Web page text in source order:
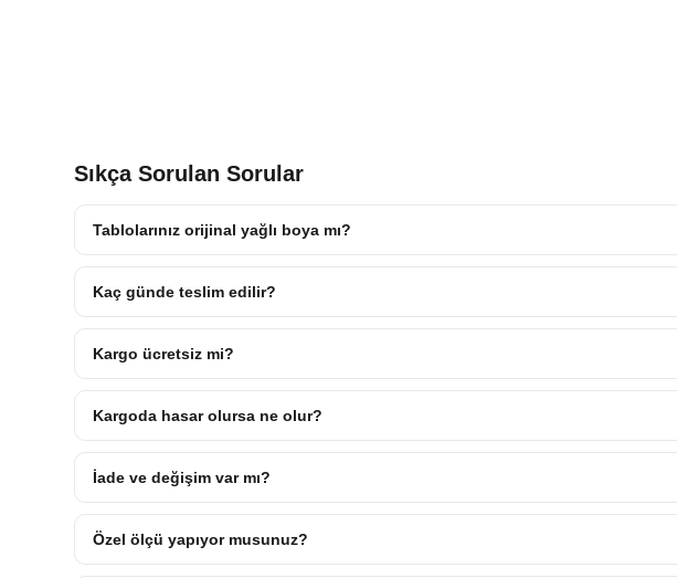
Sıkça Sorulan Sorular
Tablolarınız orijinal yağlı boya mı?
Kaç günde teslim edilir?
Kargo ücretsiz mi?
Kargoda hasar olursa ne olur?
İade ve değişim var mı?
Özel ölçü yapıyor musunuz?